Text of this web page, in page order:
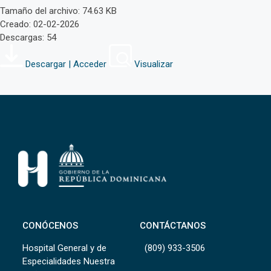
Tamaño del archivo: 74.63 KB
Creado: 02-02-2026
Descargas: 54
Descargar | Acceder Visualizar
CONÓCENOS
Hospital General y de
Especialidades Nuestra
CONTÁCTANOS
(809) 933-3506